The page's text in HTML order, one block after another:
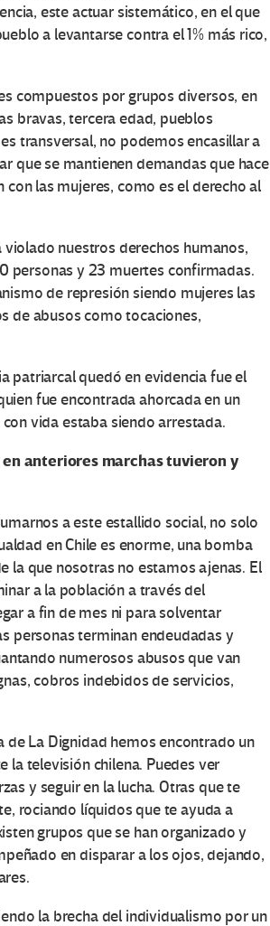
este actuar sistemático, en el que
a levantarse contra el 1% más rico,
compuestos por grupos diversos, en
bravas, tercera edad, pueblos
transversal, no podemos encasillar a
que se mantienen demandas que hace
las mujeres, como es el derecho al
nuestros derechos humanos,
personas y 23 muertes confirmadas.
de represión siendo mujeres las
de abusos como tocaciones,
patriarcal quedó en evidencia fue el
fue encontrada ahorcada en un
vida estaba siendo arrestada.
anteriores marchas tuvieron y
a este estallido social, no solo
en Chile es enorme, una bomba
la que nosotras no estamos ajenas. El
a la población a través del
a fin de mes ni para solventar
personas terminan endeudadas y
numerosos abusos que van
cobros indebidos de servicios,
de La Dignidad hemos encontrado un
la televisión chilena. Puedes ver
y seguir en la lucha. Otras que te
rociando líquidos que te ayuda a
grupos que se han organizado y
en disparar a los ojos, dejando,
la brecha del individualismo por un